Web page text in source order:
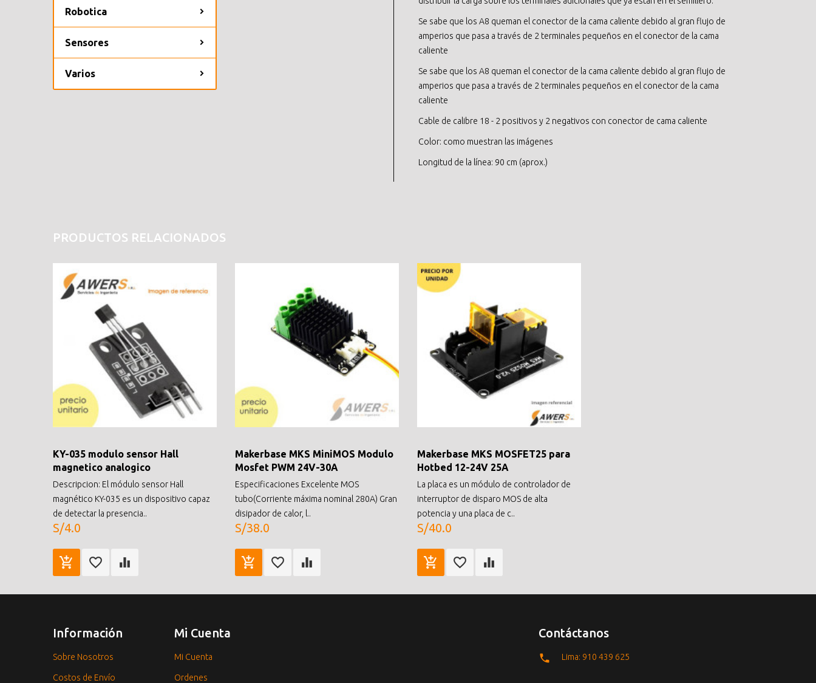
Robotica
Sensores
Varios
Se sabe que los A8 queman el conector de la cama caliente debido al gran flujo de
amperios que pasa a través de 2 terminales pequeños en el conector de la cama
caliente
Se sabe que los A8 queman el conector de la cama caliente debido al gran flujo de
amperios que pasa a través de 2 terminales pequeños en el conector de la cama
caliente
Cable de calibre 18 - 2 positivos y 2 negativos con conector de cama caliente
Color: como muestran las imágenes
Longitud de la línea: 90 cm (aprox.)
PRODUCTOS RELACIONADOS
KY-035 modulo sensor Hall
magnetico analogico
Descripcion: El módulo sensor Hall
magnético KY-035 es un dispositivo capaz
de detectar la presencia..
S/4.0
Makerbase MKS MiniMOS Modulo
Mosfet PWM 24V-30A
Especificaciones Excelente MOS
tubo(Corriente máxima nominal 280A) Gran
disipador de calor, l..
S/38.0
Makerbase MKS MOSFET25 para
Hotbed 12-24V 25A
La placa es un módulo de controlador de
interruptor de disparo MOS de alta
potencia y una placa de c..
S/40.0
Información
Sobre Nosotros
Costos de Envío
Mi Cuenta
Mi Cuenta
Ordenes
Contáctanos
Lima: 910 439 625